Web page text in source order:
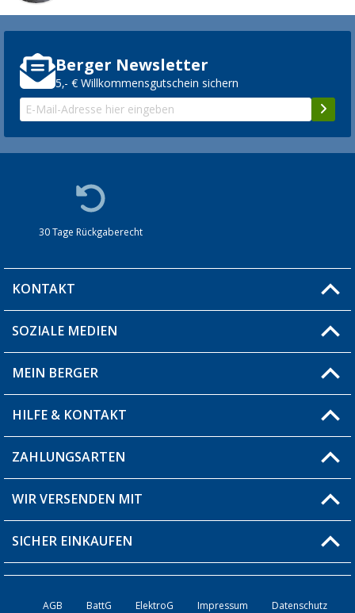
Berger Newsletter
5,- € Willkommensgutschein sichern
30 Tage Rückgaberecht
KONTAKT
Du hast eine Frage?
Filiale finden
SOZIALE MEDIEN
MEIN BERGER
Blog
Produkttester
Über uns
HILFE & KONTAKT
Fragen & Antworten / FAQ
Versandinformationen
Bestellstatus
ZAHLUNGSARTEN
WIR VERSENDEN MIT
SICHER EINKAUFEN
AGB BattG ElektroG Impressum
Datenschutz